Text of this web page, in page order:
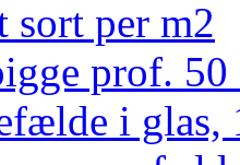
sort per m2
prof. 50
i glas,